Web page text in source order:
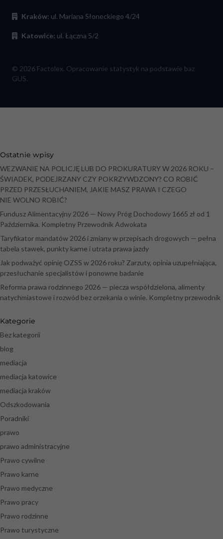
Kraków: ul. Mariana Słoneckiego 4/24
Katowice: ul. Łączna 5/2
© 2026 Factolex. Opracowanie statystyk na podstawie baz
GUS.
Ostatnie wpisy
WEZWANIE NA POLICJĘ LUB DO PROKURATURY W 2026 ROKU –
ŚWIADEK, PODEJRZANY CZY POKRZYWDZONY? CO ROBIĆ
PRZED PRZESŁUCHANIEM, JAKIE MASZ PRAWA I CZEGO
NIE WOLNO ROBIĆ?
Fundusz Alimentacyjny 2026 — Nowy Próg Dochodowy 1665 zł od 1
Października. Kompletny Przewodnik Adwokata
Taryfikator mandatów 2026 i zmiany w przepisach drogowych — pełna
tabela stawek, punkty karne i utrata prawa jazdy
Jak podważyć opinię OZSS w 2026 roku? Zarzuty, opinia uzupełniająca,
przesłuchanie specjalistów i ponowne badanie
Reforma prawa rodzinnego 2026 — piecza współdzielona, alimenty
natychmiastowe i rozwód bez orzekania o winie. Kompletny przewodnik
Kategorie
Bez kategorii
blog
mediacja
mediacja katowice
mediacja kraków
Odszkodowania
Poradniki
prawo
prawo administracyjne
Prawo cywilne
Prawo karne
Prawo medyczne
Prawo pracy
Prawo rodzinne
Prawo turystyczne